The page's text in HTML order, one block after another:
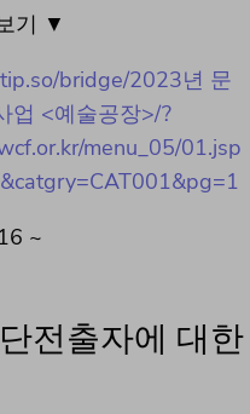
기 ▼
bridge/2023년 문
업 <예술공장>/?
menu_05/01.jsp
~
전출자에 대한